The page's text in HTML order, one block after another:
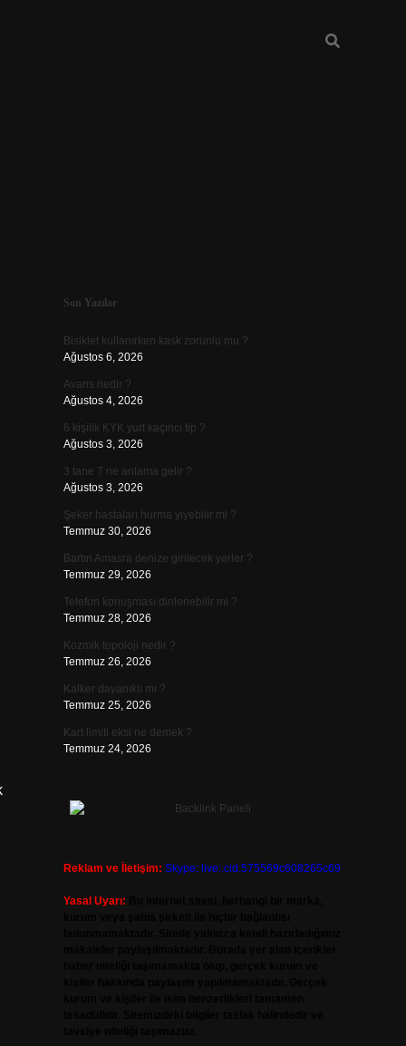
Sidebar
Son Yazılar
Bisiklet kullanırken kask zorunlu mu ?
Ağustos 6, 2026
Avans nedir ?
Ağustos 4, 2026
6 kişilik KYK yurt kaçıncı tip ?
Ağustos 3, 2026
3 tane 7 ne anlama gelir ?
Ağustos 3, 2026
Şeker hastaları hurma yiyebilir mi ?
Temmuz 30, 2026
Bartın Amasra denize girilecek yerler ?
Temmuz 29, 2026
Telefon konuşması dinlenebilir mi ?
Temmuz 28, 2026
Kozmik topoloji nedir ?
Temmuz 26, 2026
Kalker dayanıklı mı ?
Temmuz 25, 2026
Kart limiti eksi ne demek ?
Temmuz 24, 2026
Reklam ve İletişim: Skype: live:.cid.575569c608265c69
Yasal Uyarı: